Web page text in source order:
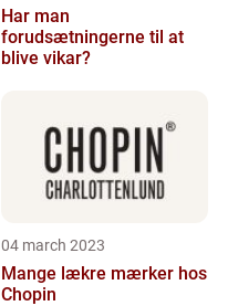
Har man
forudsætningerne til at
blive vikar?
04 march 2023
Mange lækre mærker hos
Chopin